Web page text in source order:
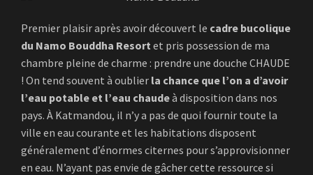
Premier plaisir après avoir découvert le cadre bucolique
du Namo Bouddha Resort et pris possession de ma
chambre pleine de charme : prendre une douche CHAUDE
! On tend souvent à oublier la chance que l’on a d’avoir
l’eau potable et l’eau chaudeà disposition dans nos
pays. À Katmandou, il n’y a pas de quoi fournir toute la
ville en eau courante et les habitations disposent
généralement d’énormes citernes pour s’approvisionner
en eau. N’ayant pas envie de gâcher cette ressource si